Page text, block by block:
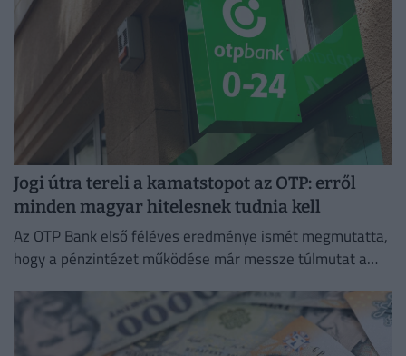
Jogi útra tereli a kamatstopot az OTP: erről
minden magyar hitelesnek tudnia kell
Az OTP Bank első féléves eredménye ismét megmutatta,
hogy a pénzintézet működése már messze túlmutat a